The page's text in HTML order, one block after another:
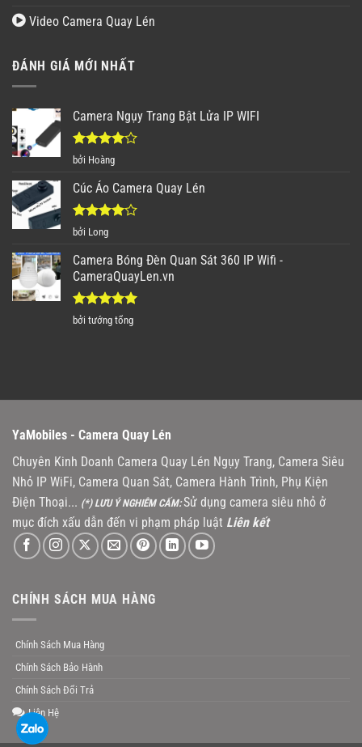
Video Camera Quay Lén
ĐÁNH GIÁ MỚI NHẤT
Camera Ngụy Trang Bật Lửa IP WIFI
Được
xếp hạng
45 sao
bởi Hoàng
Cúc Áo Camera Quay Lén
Được
xếp hạng
45 sao
bởi Long
Camera Bóng Đèn Quan Sát 360 IP Wifi -
CameraQuayLen.vn
Được xếp
55
bởi tướng tổng
YaMobiles - Camera Quay Lén
Chuyên Kinh Doanh Camera Quay Lén Ngụy Trang, Camera Siêu
Nhỏ IP WiFi, Camera Quan Sát, Camera Hành Trình, Phụ Kiện
Điện Thoại... (*) LƯU Ý NGHIÊM CẤM:Sử dụng camera siêu nhỏ ở
mục đích xấu dẫn đến vi phạm pháp luật Liên kết
CHÍNH SÁCH MUA HÀNG
Chính Sách Mua Hàng
Chính Sách Bảo Hành
Chính Sách Đổi Trả
Liên Hệ